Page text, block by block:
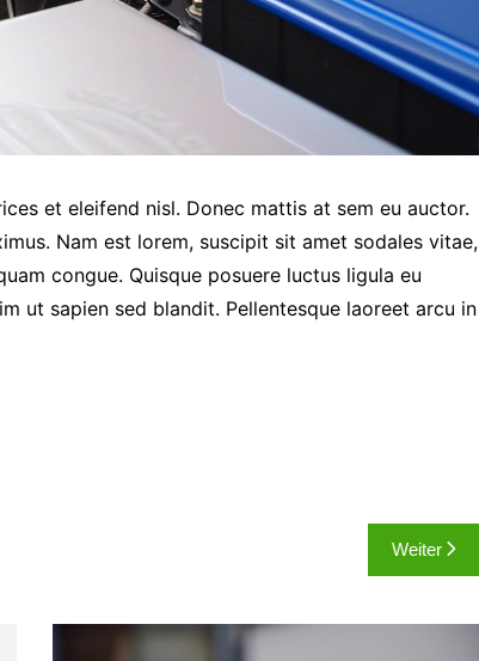
et eleifend nisl. Donec mattis at sem eu auctor.
Nam est lorem, suscipit sit amet sodales vitae,
congue. Quisque posuere luctus ligula eu
ut sapien sed blandit. Pellentesque laoreet arcu in
Weiter